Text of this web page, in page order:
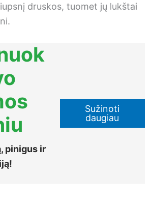
druskos, tuomet jų lukštai
pinigus ir
Sužinoti
daugiau